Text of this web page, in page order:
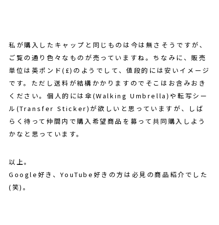
私が購入したキャップと同じものは今は無さそうですが、
ご覧の通り色々なものが売っていますね。ちなみに、販売
単位は英ポンド(£)のようでして、値段的には安いイメージ
です。ただし送料が結構かかりますのでそこはお含みおき
ください。個人的には傘(Walking Umbrella)や転写シー
ル(Transfer Sticker)が欲しいと思っていますが、しば
らく待って仲間内で購入希望商品を募って共同購入しよう
かなと思っています。
以上。
Google好き、YouTube好きの方は必見の商品紹介でした
(笑)。